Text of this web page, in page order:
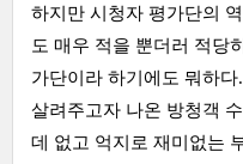
하지만 시청자 평가단의
도 매우 적을 뿐더러 적당
가단이라 하기에도 뭐하
살려주고자 나온 방청객
데 없고 억지로 재미없는